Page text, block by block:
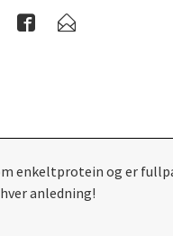
enkeltprotein og er
anledning!